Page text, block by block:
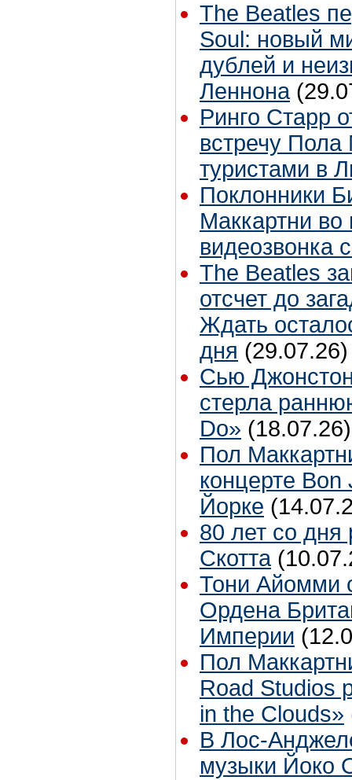
The Beatles
Soul: новый
дублей и
Леннона
Ринго Старр
встречу Пола
туристами в
Поклонники
Маккартни во
видеозвонка
The Beatles
отсчет до
Ждать
дня (29.07.26)
Сью
стерла
Do» (18.07.26)
Пол
концерте
Йорке
80 лет со
Скотта
Тони Айомми
Ордена
Империи
Пол
Road Studios
in the Clouds»
В Лос-
музыки Йоко